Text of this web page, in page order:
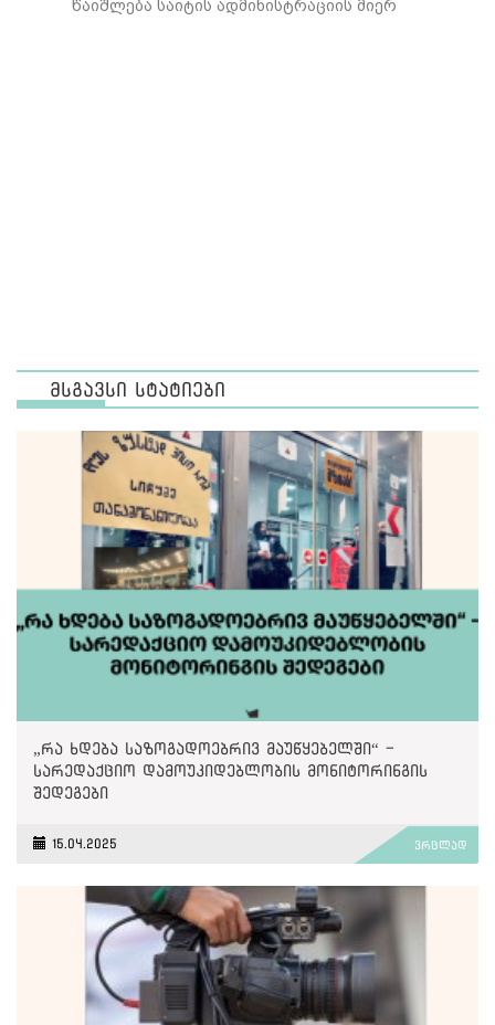
წაიშლება საიტის ადმინისტრაციის მიერ
მსგავსი სტატიები
„რა ხდება საზოგადოებრივ მაუწყებელში“ -
სარედაქციო დამოუკიდებლობის მონიტორინგის
შედეგები
15.04.2025 ვრცლად